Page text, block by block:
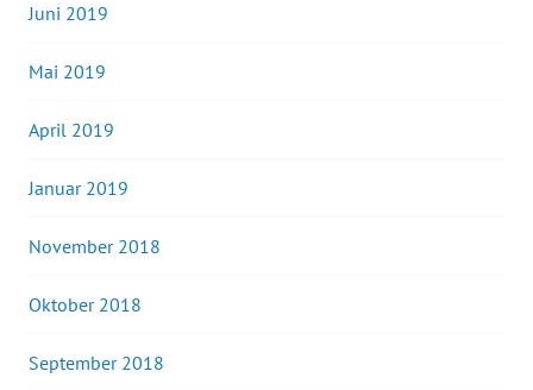
Juni 2019
Mai 2019
April 2019
Januar 2019
November 2018
Oktober 2018
September 2018